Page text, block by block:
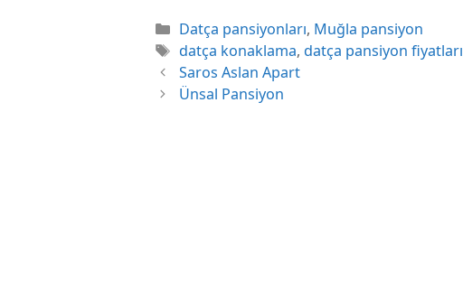
Kategoriler
Datça pansiyonları, Muğla pansiyon
Etiketler
datça konaklama, datça pansiyon fiyatları
Saros Aslan Apart
Ünsal Pansiyon